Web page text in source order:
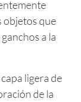
objetos que
a la
ligera de
de la